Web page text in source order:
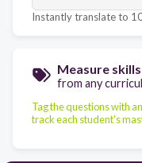
Instantly translate to
Measure skills
from any
Tag the questions with
track each student's